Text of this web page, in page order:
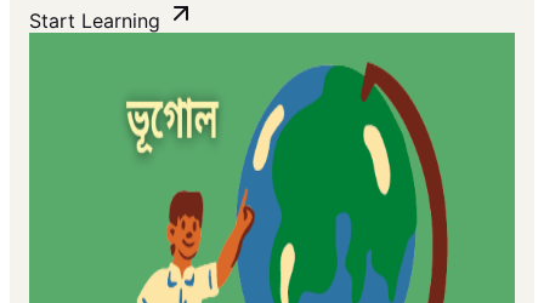
Start Learning